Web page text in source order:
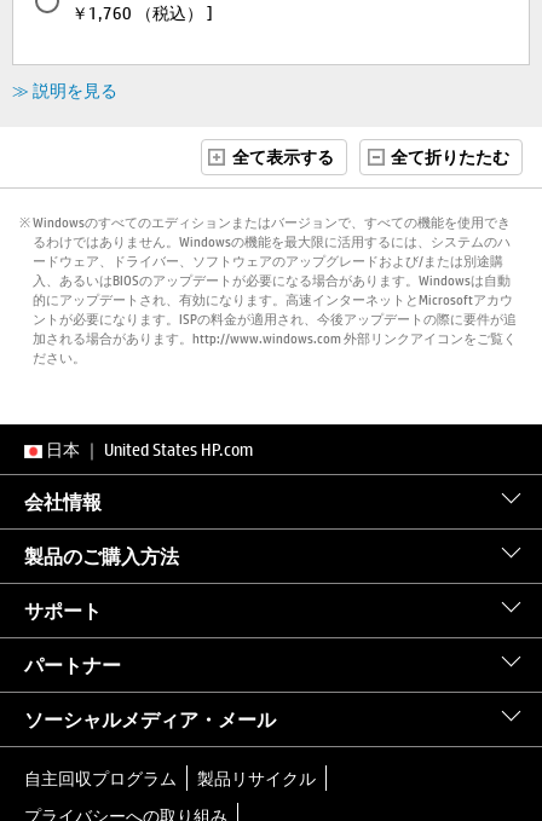
￥1,760 （税込） ]
≫ 説明を見る
全て表示する 全て折りたたむ
※ Windowsのすべてのエディションまたはバージョンで、すべての機能を使用でき
るわけではありません。Windowsの機能を最大限に活用するには、システムのハ
ードウェア、ドライバー、ソフトウェアのアップグレードおよび/または別途購
入、あるいはBIOSのアップデートが必要になる場合があります。Windowsは自動
的にアップデートされ、有効になります。高速インターネットとMicrosoftアカウ
ントが必要になります。ISPの料金が適用され、今後アップデートの際に要件が追
加される場合があります。http://www.windows.com 外部リンクアイコンをご覧く
ださい。
日本 ｜ United States HP.com
会社情報
製品のご購入方法
サポート
パートナー
ソーシャルメディア・メール
自主回収プログラム
製品リサイクル
プライバシーへの取り組み